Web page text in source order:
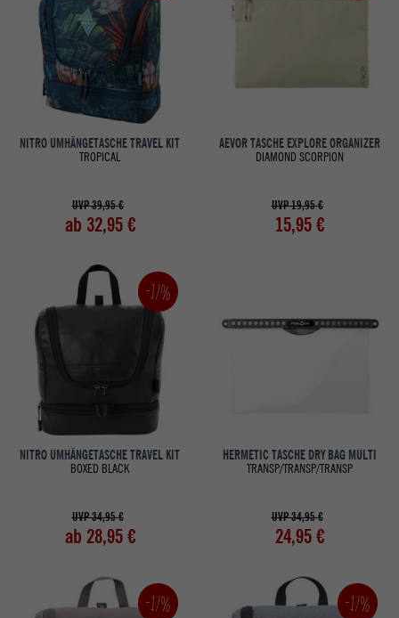
NITRO UMHÄNGETASCHE TRAVEL KIT
TROPICAL
UVP 39,95 €
ab 32,95 €
AEVOR TASCHE EXPLORE ORGANIZER
DIAMOND SCORPION
UVP 19,95 €
15,95 €
-17%
NITRO UMHÄNGETASCHE TRAVEL KIT
BOXED BLACK
UVP 34,95 €
ab 28,95 €
HERMETIC TASCHE DRY BAG MULTI
TRANSP/TRANSP/TRANSP
UVP 34,95 €
24,95 €
-17% -17%